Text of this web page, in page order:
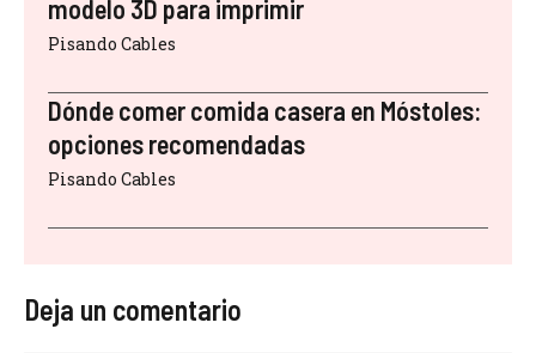
modelo 3D para imprimir
Pisando Cables
Dónde comer comida casera en Móstoles:
opciones recomendadas
Pisando Cables
Deja un comentario